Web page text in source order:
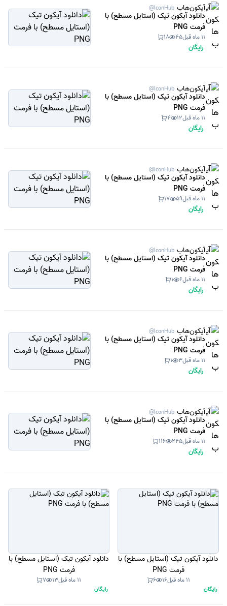
آیکون‌هاب @IconHub
دانلود آیکون تیک (استایل مسطح) با
فرمت PNG
11 ماه قبل 45
18
رایگان
آیکون‌هاب @IconHub
دانلود آیکون تیک (استایل مسطح) با
فرمت PNG
11 ماه قبل 12
4
رایگان
آیکون‌هاب @IconHub
دانلود آیکون تیک (استایل مسطح) با
فرمت PNG
11 ماه قبل 59
17
رایگان
آیکون‌هاب @IconHub
دانلود آیکون تیک (استایل مسطح) با
فرمت PNG
11 ماه قبل 6
1
رایگان
آیکون‌هاب @IconHub
دانلود آیکون تیک (استایل مسطح) با
فرمت PNG
11 ماه قبل 3
1
رایگان
آیکون‌هاب @IconHub
دانلود آیکون تیک (استایل مسطح) با
فرمت PNG
11 ماه قبل 245
116
رایگان
دانلود آیکون تیک (استایل مسطح) با
فرمت PNG
11 ماه قبل 16
6
رایگان
دانلود آیکون تیک (استایل مسطح) با
فرمت PNG
11 ماه قبل 13
7
رایگان